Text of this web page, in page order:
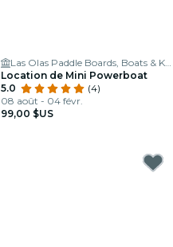
Las Olas Paddle Boards, Boats & Kayaks
Location de Mini Powerboat
5.0
(4)
08 août - 04 févr.
99,00 $US